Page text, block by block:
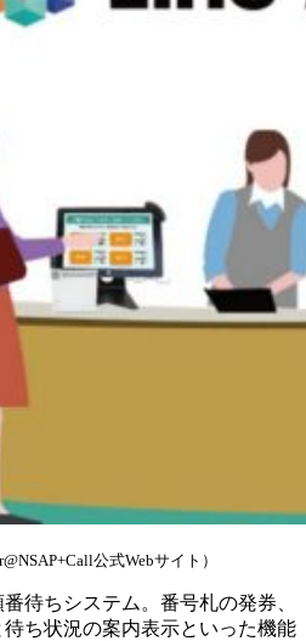
公式Webサイト）
待ちシステム。番号札の発券、
ち状況の案内表示といった機能